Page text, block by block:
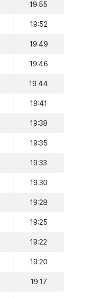
19:55
19:52
19:49
19:46
19:44
19:41
19:38
19:35
19:33
19:30
19:28
19:25
19:22
19:20
19:17